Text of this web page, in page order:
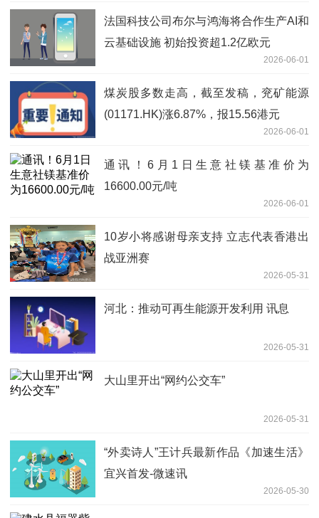
法国科技公司布尔与鸿海将合作生产AI和
云基础设施 初始投资超1.2亿欧元
2026-06-01
煤炭股多数走高，截至发稿，兖矿能源
(01171.HK)涨6.87%，报15.56港元
2026-06-01
通讯！6月1日生意社镁基准价为
16600.00元/吨
2026-06-01
10岁小将感谢母亲支持 立志代表香港出
战亚洲赛
2026-05-31
河北：推动可再生能源开发利用 讯息
2026-05-31
大山里开出“网约公交车”
2026-05-31
“外卖诗人”王计兵最新作品《加速生活》
宜兴首发-微速讯
2026-05-30